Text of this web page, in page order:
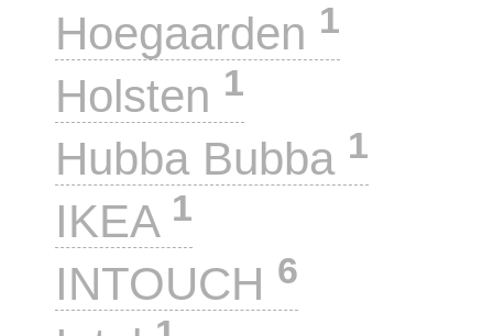
Hoegaarden 1
Holsten 1
Hubba Bubba 1
IKEA 1
INTOUCH 6